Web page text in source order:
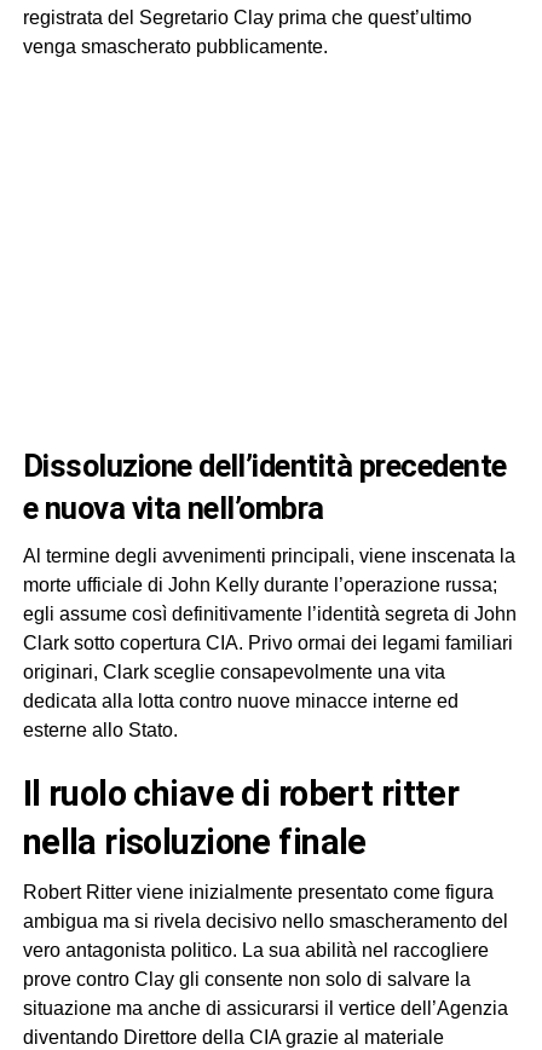
registrata del Segretario Clay prima che quest’ultimo
venga smascherato pubblicamente.
dissoluzione dell’identità precedente
e nuova vita nell’ombra
Al termine degli avvenimenti principali, viene inscenata la
morte ufficiale di John Kelly durante l’operazione russa;
egli assume così definitivamente l’identità segreta di John
Clark sotto copertura CIA. Privo ormai dei legami familiari
originari, Clark sceglie consapevolmente una vita
dedicata alla lotta contro nuove minacce interne ed
esterne allo Stato.
il ruolo chiave di robert ritter
nella risoluzione finale
Robert Ritter viene inizialmente presentato come figura
ambigua ma si rivela decisivo nello smascheramento del
vero antagonista politico. La sua abilità nel raccogliere
prove contro Clay gli consente non solo di salvare la
situazione ma anche di assicurarsi il vertice dell’Agenzia
diventando Direttore della CIA grazie al materiale